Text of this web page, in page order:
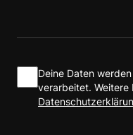
Deine Daten
verarbeitet. Weitere